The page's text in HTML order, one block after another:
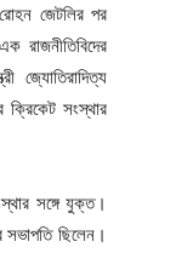
জেটলির পর
রাজনীতিবিদের
জ্যোতিরাদিত্য
ক্রিকেট সংস্থার
সঙ্গে যুক্ত।
সভাপতি ছিলেন।